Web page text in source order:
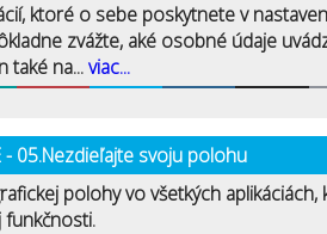
ktoré o sebe poskytnete v
zvážte, aké osobné údaje
také na...viac...
- 05.Nezdieľajte svoju polohu
polohy vo všetkých aplikáciách,